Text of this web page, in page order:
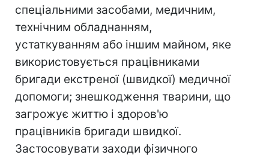
спеціальними засобами, медичним,
технічним обладнанням,
устаткуванням або іншим майном, яке
використовується працівниками
бригади екстреної (швидкої) медичної
допомоги; знешкодження тварини, що
загрожує життю і здоров'ю
працівників бригади швидкої.
Застосовувати заходи фізичного